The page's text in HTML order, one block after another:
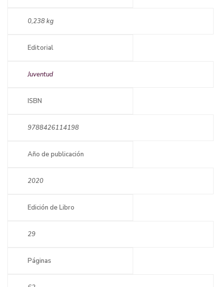
0,238 kg
Editorial
Juventud
ISBN
9788426114198
Año de publicación
2020
Edición de Libro
29
Páginas